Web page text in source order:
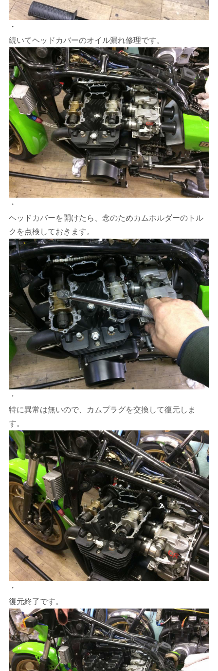
・
続いてヘッドカバーのオイル漏れ修理です。
・
ヘッドカバーを開けたら、念のためカムホルダーのトル
クを点検しておきます。
・
特に異常は無いので、カムプラグを交換して復元しま
す。
・
復元終了です。